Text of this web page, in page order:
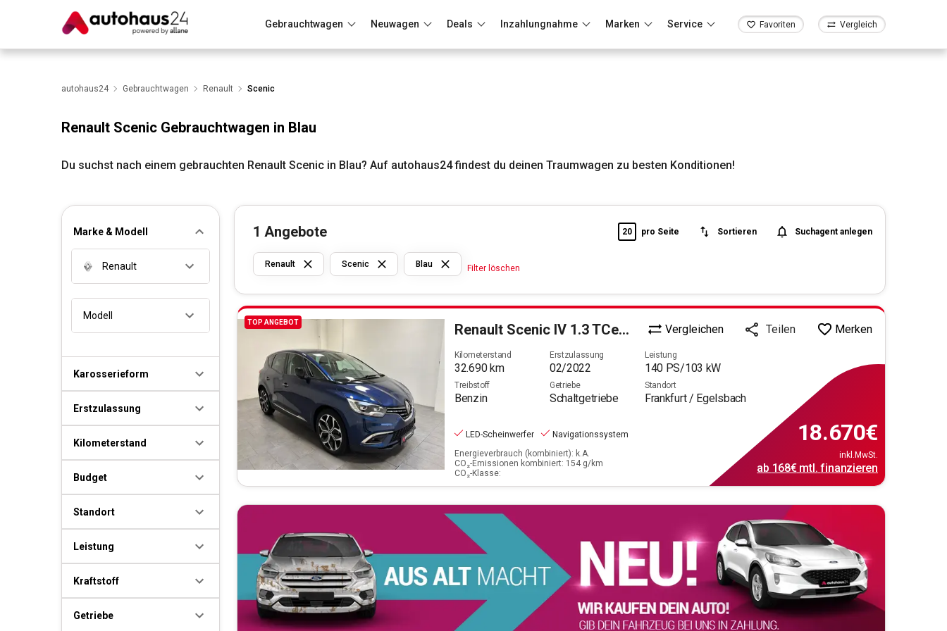
Gebrauchtwagen Neuwagen Deals Inzahlungnahme Marken Service Favoriten Vergleich
Wir bewerten dein AutoRund um die Inzahlungnahme
autohaus24 Gebrauchtwagen Renault Scenic
Renault Scenic Gebrauchtwagen in Blau
Du suchst nach einem gebrauchten Renault Scenic in Blau? Auf autohaus24 findest du deinen Traumwagen zu besten Konditionen!
Marke & Modell
Renault
Modell
Karosserieform
Erstzulassung
Kilometerstand
Budget
Standort
Leistung
Kraftstoff
Getriebe
1 Angebote
Blau
Filter löschen
20 pro Seite Sortieren Suchagent anlegen
Renault Scenic Blau Filter löschen
TOP ANGEBOT Renault Scenic IV 1.3 TCe 140 Intens GPF (EURO 6d) Vergleichen Teilen Merken
Kilometerstand
32.690km
Erstzulassung
02/2022
Leistung
140 PS/103 kW
Treibstoff
Benzin
Getriebe
Schaltgetriebe
Standort
Frankfurt / Egelsbach
LED-Scheinwerfer
Navigationssystem
Energieverbrauch (kombiniert): k.A.
CO₂-Emissionen kombiniert: 154 g/km
CO₂-Klasse:
18.670€
inkl.MwSt.
ab 168€mtl. finanzieren